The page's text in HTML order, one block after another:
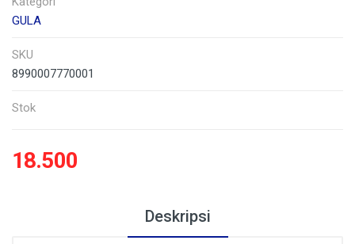
GULA
SKU
8990007770001
Stok
18.500
Deskripsi